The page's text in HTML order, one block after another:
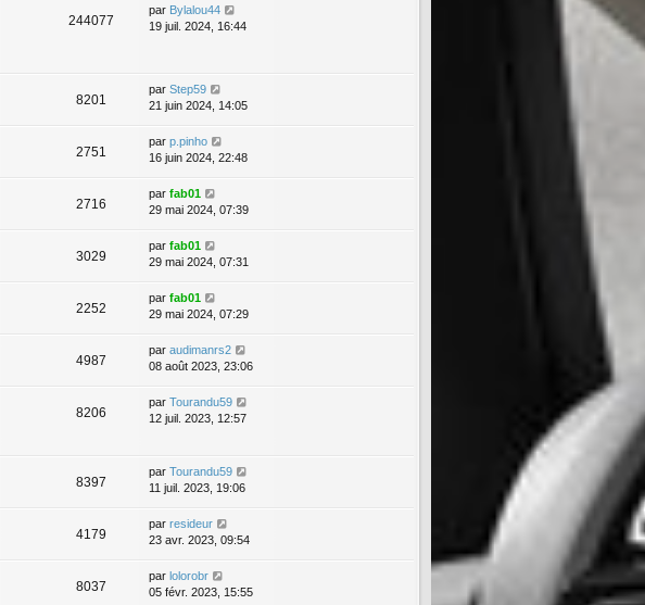
244077
par Bylalou44
19 juil. 2024, 16:44
8201
par Step59
21 juin 2024, 14:05
2751
par p.pinho
16 juin 2024, 22:48
2716
par fab01
29 mai 2024, 07:39
3029
par fab01
29 mai 2024, 07:31
2252
par fab01
29 mai 2024, 07:29
4987
par audimanrs2
08 août 2023, 23:06
8206
par Tourandu59
12 juil. 2023, 12:57
8397
par Tourandu59
11 juil. 2023, 19:06
4179
par resideur
23 avr. 2023, 09:54
8037
par lolorobr
05 févr. 2023, 15:55